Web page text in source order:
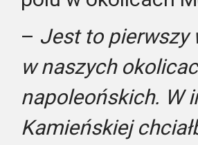
– Jest to pierwszy
w naszych
napoleońskich. W
Kamieńskiej